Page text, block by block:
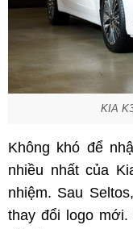
KIA
Không khó để
nhiều nhất của
nhiệm. Sau
thay đổi logo